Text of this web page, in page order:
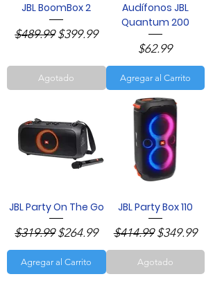
JBL BoomBox 2
Precio
$489.99 Precio de oferta
$399.99
Agotado
Audífonos JBL
Quantum 200
Precio
$62.99
Agregar al Carrito
JBL Party On The Go
Precio
$319.99 Precio de oferta
$264.99
Agregar al Carrito
JBL Party Box 110
Precio
$414.99 Precio de
$349.99
Agotado